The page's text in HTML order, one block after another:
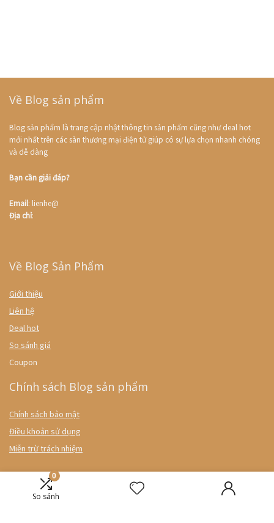
0
So sánh
Về Blog sản phẩm
Blog sản phẩm là trang cập nhật thông tin sản phẩm cũng như deal hot
mới nhất trên các sàn thương mại điện tử giúp có sự lựa chọn nhanh chóng
và dễ dàng
Bạn cần giải đáp?
Email: lienhe@
Địa chỉ:
Về Blog Sản Phẩm
Giới thiệu
Liên hệ
Deal hot
So sánh giá
Coupon
Chính sách Blog sản phẩm
Chính sách bảo mật
Điều khoản sử dụng
Miễn trừ trách nhiệm